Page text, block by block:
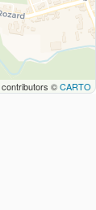
contributors ©CARTO